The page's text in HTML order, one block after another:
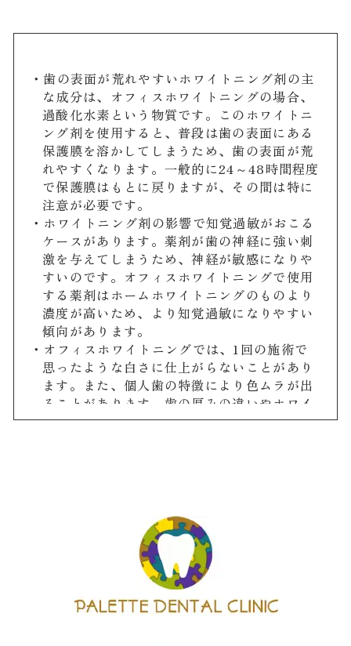
・歯の表面が荒れやすいホワイトニング剤の主
な成分は、オフィスホワイトニングの場合、
過酸化水素という物質です。このホワイトニ
ング剤を使用すると、普段は歯の表面にある
保護膜を溶かしてしまうため、歯の表面が荒
れやすくなります。一般的に24～48時間程度
で保護膜はもとに戻りますが、その間は特に
注意が必要です。
・ホワイトニング剤の影響で知覚過敏がおこる
ケースがあります。薬剤が歯の神経に強い刺
激を与えてしまうため、神経が敏感になりや
すいのです。オフィスホワイトニングで使用
する薬剤はホームホワイトニングのものより
濃度が高いため、より知覚過敏になりやすい
傾向があります。
・オフィスホワイトニングでは、1回の施術で
思ったような白さに仕上がらないことがあり
ます。また、個人歯の特徴により色ムラが出
ることがあります。歯の厚みの違いやホワイ
トニングの作用が出にくい部分があることな
いと言わざるを得ません。しかし、ホワイト
ニングを続けていくことで目立たなくなるこ
・ホワイトニング後は、徐々に色戻りをおこす
場合がほとんどです。1回の施術で作用が続く
期間は一般的に3～6カ月程度で、オフィスホ
ワイトニングは作用がすぐにあらわれやすい